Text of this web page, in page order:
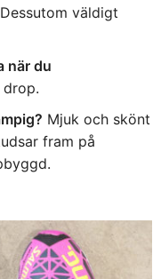
väldigt
när du
Mjuk och skönt
fram på